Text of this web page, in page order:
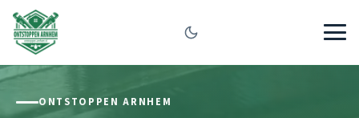
ONTSTOPPEN ARNHEM